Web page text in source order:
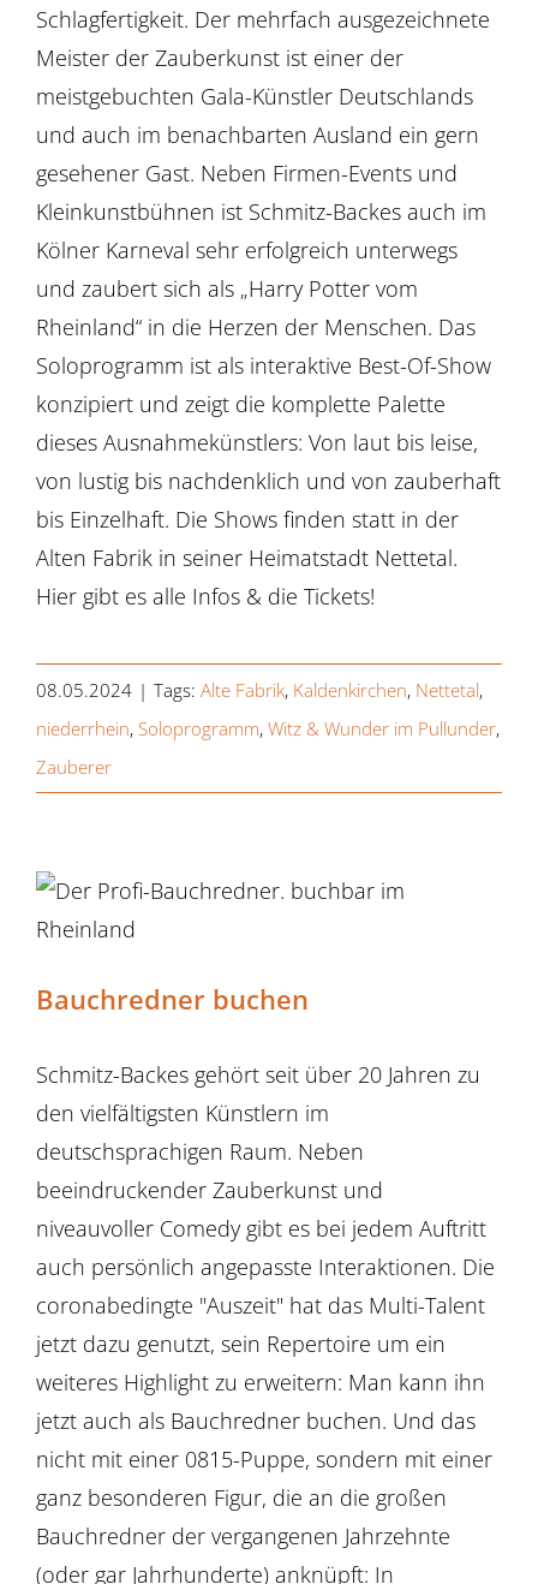
Schlagfertigkeit. Der mehrfach ausgezeichnete
Meister der Zauberkunst ist einer der
meistgebuchten Gala-Künstler Deutschlands
und auch im benachbarten Ausland ein gern
gesehener Gast. Neben Firmen-Events und
Kleinkunstbühnen ist Schmitz-Backes auch im
Kölner Karneval sehr erfolgreich unterwegs
und zaubert sich als „Harry Potter vom
Rheinland“ in die Herzen der Menschen. Das
Soloprogramm ist als interaktive Best-Of-Show
konzipiert und zeigt die komplette Palette
dieses Ausnahmekünstlers: Von laut bis leise,
von lustig bis nachdenklich und von zauberhaft
bis Einzelhaft. Die Shows finden statt in der
Alten Fabrik in seiner Heimatstadt Nettetal.
Hier gibt es alle Infos & die Tickets!
08.05.2024 | Tags: Alte Fabrik, Kaldenkirchen, Nettetal,
niederrhein, Soloprogramm, Witz & Wunder im Pullunder,
Zauberer
Bauchredner buchen
Schmitz-Backes gehört seit über 20 Jahren zu
den vielfältigsten Künstlern im
deutschsprachigen Raum. Neben
beeindruckender Zauberkunst und
niveauvoller Comedy gibt es bei jedem Auftritt
auch persönlich angepasste Interaktionen. Die
coronabedingte "Auszeit" hat das Multi-Talent
jetzt dazu genutzt, sein Repertoire um ein
weiteres Highlight zu erweitern: Man kann ihn
jetzt auch als Bauchredner buchen. Und das
nicht mit einer 0815-Puppe, sondern mit einer
ganz besonderen Figur, die an die großen
Bauchredner der vergangenen Jahrzehnte
(oder gar Jahrhunderte) anknüpft: In